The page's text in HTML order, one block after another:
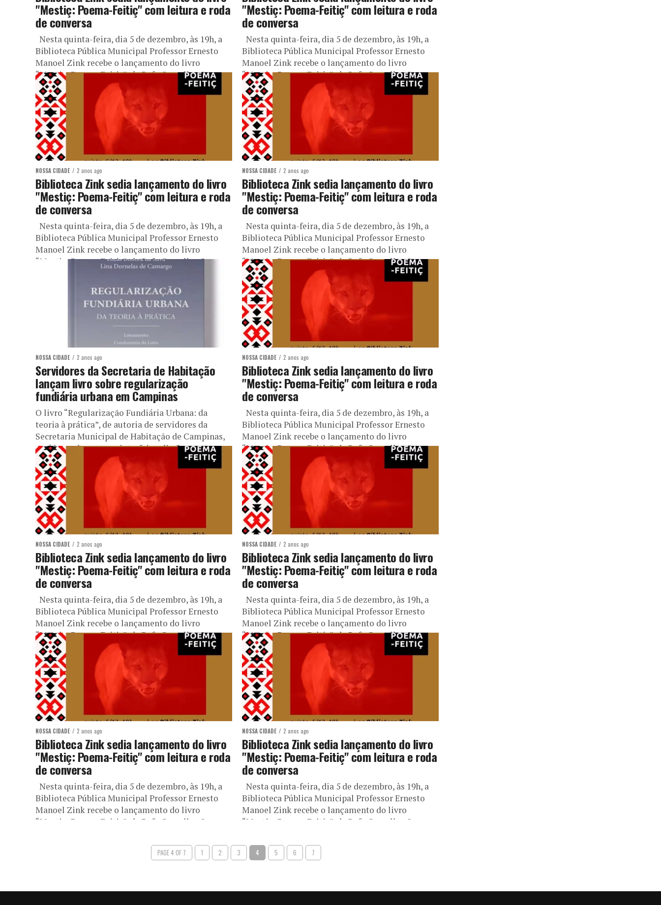
"Mestiç: Poema-Feitiç" com leitura e roda
de conversa
Nesta quinta-feira, dia 5 de dezembro, às 19h, a
Biblioteca Pública Municipal Professor Ernesto
Manoel Zink recebe o lançamento do livro
“Mestiç: Poema-Feitiç”, de Rafa Carvalho. O...
"Mestiç: Poema-Feitiç" com leitura e roda
de conversa
Nesta quinta-feira, dia 5 de dezembro, às 19h, a
Biblioteca Pública Municipal Professor Ernesto
Manoel Zink recebe o lançamento do livro
“Mestiç: Poema-Feitiç”, de Rafa Carvalho. O...
NOSSA CIDADE 2 anos ago
Biblioteca Zink sedia lançamento do livro
"Mestiç: Poema-Feitiç" com leitura e roda
de conversa
Nesta quinta-feira, dia 5 de dezembro, às 19h, a
Biblioteca Pública Municipal Professor Ernesto
Manoel Zink recebe o lançamento do livro
“Mestiç: Poema-Feitiç”, de Rafa Carvalho. O...
NOSSA CIDADE 2 anos ago
Biblioteca Zink sedia lançamento do livro
"Mestiç: Poema-Feitiç" com leitura e roda
de conversa
Nesta quinta-feira, dia 5 de dezembro, às 19h, a
Biblioteca Pública Municipal Professor Ernesto
Manoel Zink recebe o lançamento do livro
“Mestiç: Poema-Feitiç”, de Rafa Carvalho. O...
NOSSA CIDADE 2 anos ago
Servidores da Secretaria de Habitação
lançam livro sobre regularização
fundiária urbana em Campinas
O livro “Regularização Fundiária Urbana: da
teoria à prática”, de autoria de servidores da
Secretaria Municipal de Habitação de Campinas,
será lançado nesta quinta-feira, dia 5...
NOSSA CIDADE 2 anos ago
Biblioteca Zink sedia lançamento do livro
"Mestiç: Poema-Feitiç" com leitura e roda
de conversa
Nesta quinta-feira, dia 5 de dezembro, às 19h, a
Biblioteca Pública Municipal Professor Ernesto
Manoel Zink recebe o lançamento do livro
“Mestiç: Poema-Feitiç”, de Rafa Carvalho. O...
NOSSA CIDADE 2 anos ago
Biblioteca Zink sedia lançamento do livro
"Mestiç: Poema-Feitiç" com leitura e roda
de conversa
Nesta quinta-feira, dia 5 de dezembro, às 19h, a
Biblioteca Pública Municipal Professor Ernesto
Manoel Zink recebe o lançamento do livro
“Mestiç: Poema-Feitiç”, de Rafa Carvalho. O...
NOSSA CIDADE 2 anos ago
Biblioteca Zink sedia lançamento do livro
"Mestiç: Poema-Feitiç" com leitura e roda
de conversa
Nesta quinta-feira, dia 5 de dezembro, às 19h, a
Biblioteca Pública Municipal Professor Ernesto
Manoel Zink recebe o lançamento do livro
“Mestiç: Poema-Feitiç”, de Rafa Carvalho. O...
NOSSA CIDADE 2 anos ago
Biblioteca Zink sedia lançamento do livro
"Mestiç: Poema-Feitiç" com leitura e roda
de conversa
Nesta quinta-feira, dia 5 de dezembro, às 19h, a
Biblioteca Pública Municipal Professor Ernesto
Manoel Zink recebe o lançamento do livro
“Mestiç: Poema-Feitiç”, de Rafa Carvalho. O...
NOSSA CIDADE 2 anos ago
Biblioteca Zink sedia lançamento do livro
"Mestiç: Poema-Feitiç" com leitura e roda
de conversa
Nesta quinta-feira, dia 5 de dezembro, às 19h, a
Biblioteca Pública Municipal Professor Ernesto
Manoel Zink recebe o lançamento do livro
“Mestiç: Poema-Feitiç”, de Rafa Carvalho. O...
PAGE 4 OF 7 1 2 3 4 5 6 7